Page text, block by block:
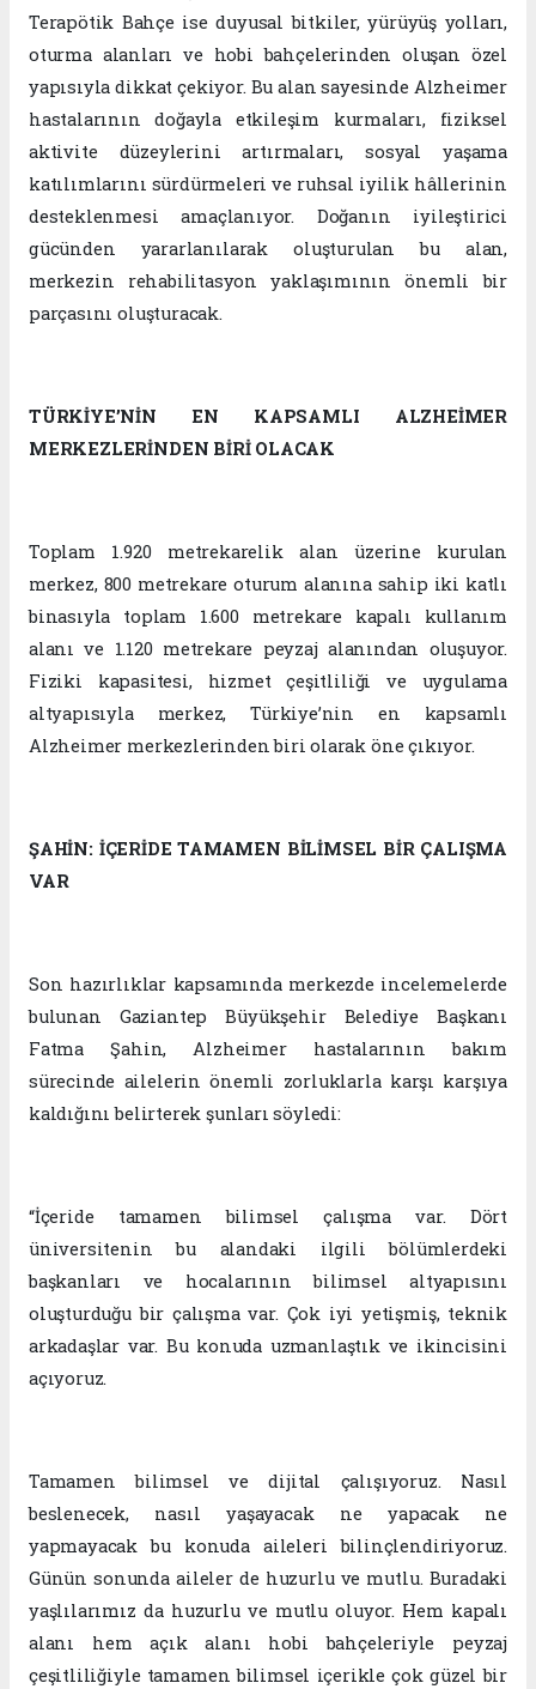
Terapötik Bahçe ise duyusal bitkiler, yürüyüş yolları,
oturma alanları ve hobi bahçelerinden oluşan özel
yapısıyla dikkat çekiyor. Bu alan sayesinde Alzheimer
hastalarının doğayla etkileşim kurmaları, fiziksel
aktivite düzeylerini artırmaları, sosyal yaşama
katılımlarını sürdürmeleri ve ruhsal iyilik hâllerinin
desteklenmesi amaçlanıyor. Doğanın iyileştirici
gücünden yararlanılarak oluşturulan bu alan,
merkezin rehabilitasyon yaklaşımının önemli bir
parçasını oluşturacak.
TÜRKİYE’NİN EN KAPSAMLI ALZHEİMER
MERKEZLERİNDEN BİRİ OLACAK
Toplam 1.920 metrekarelik alan üzerine kurulan
merkez, 800 metrekare oturum alanına sahip iki katlı
binasıyla toplam 1.600 metrekare kapalı kullanım
alanı ve 1.120 metrekare peyzaj alanından oluşuyor.
Fiziki kapasitesi, hizmet çeşitliliği ve uygulama
altyapısıyla merkez, Türkiye’nin en kapsamlı
Alzheimer merkezlerinden biri olarak öne çıkıyor.
ŞAHİN: İÇERİDE TAMAMEN BİLİMSEL BİR ÇALIŞMA
VAR
Son hazırlıklar kapsamında merkezde incelemelerde
bulunan Gaziantep Büyükşehir Belediye Başkanı
Fatma Şahin, Alzheimer hastalarının bakım
sürecinde ailelerin önemli zorluklarla karşı karşıya
kaldığını belirterek şunları söyledi:
“İçeride tamamen bilimsel çalışma var. Dört
üniversitenin bu alandaki ilgili bölümlerdeki
başkanları ve hocalarının bilimsel altyapısını
oluşturduğu bir çalışma var. Çok iyi yetişmiş, teknik
arkadaşlar var. Bu konuda uzmanlaştık ve ikincisini
açıyoruz.
Tamamen bilimsel ve dijital çalışıyoruz. Nasıl
beslenecek, nasıl yaşayacak ne yapacak ne
yapmayacak bu konuda aileleri bilinçlendiriyoruz.
Günün sonunda aileler de huzurlu ve mutlu. Buradaki
yaşlılarımız da huzurlu ve mutlu oluyor. Hem kapalı
alanı hem açık alanı hobi bahçeleriyle peyzaj
çeşitliliğiyle tamamen bilimsel içerikle çok güzel bir